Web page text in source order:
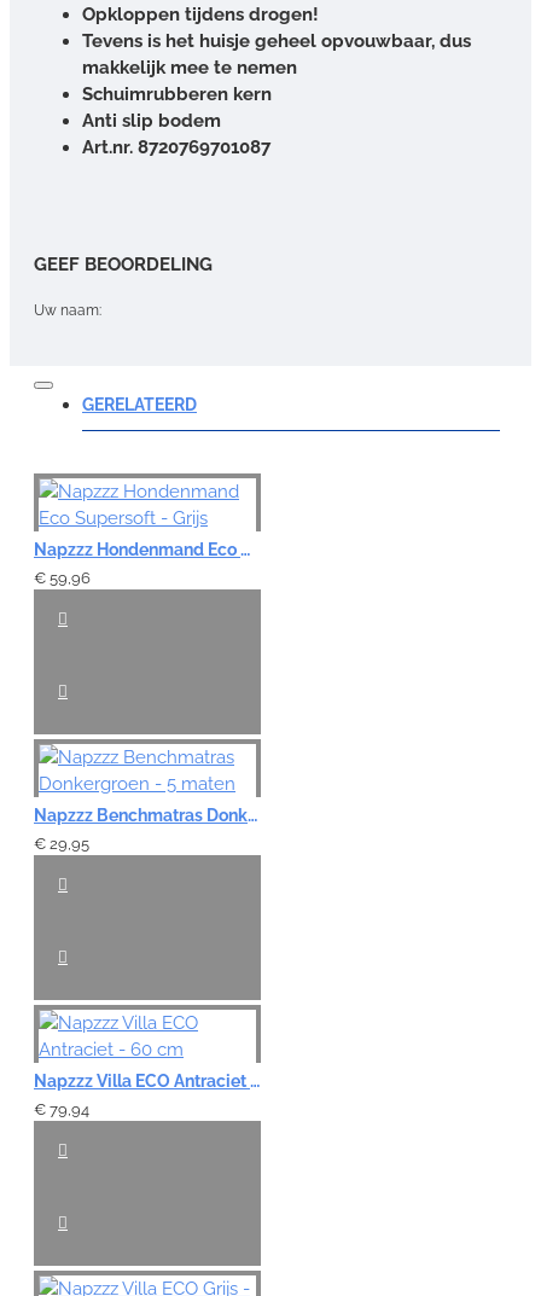
Opkloppen tijdens drogen!
Tevens is het huisje geheel opvouwbaar, dus
makkelijk mee te nemen
Schuimrubberen kern
Anti slip bodem
Art.nr. 8720769701087
GEEF BEOORDELING
Uw naam:
Opmerking:
Note:HTML-code wordt niet vertaald!
Waardering:
GERELATEERD
Napzzz Hondenmand Eco Supersoft - Grijs
€ 59,96
Napzzz Benchmatras Donkergroen - 5 maten
€ 29,95
Napzzz Villa ECO Antraciet - 60 cm
€ 79,94